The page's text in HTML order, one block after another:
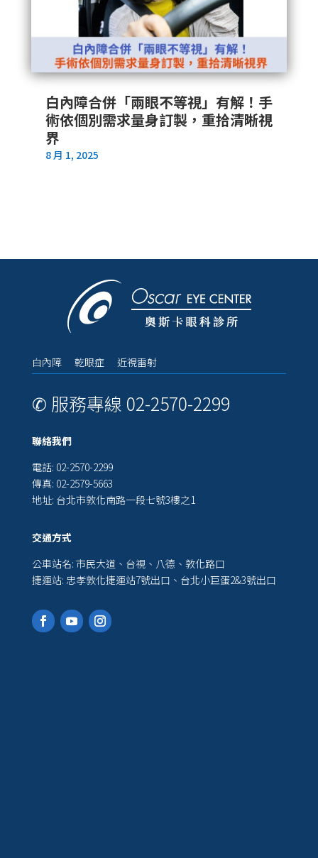
白內障合併「兩眼不等視」有解！手
術依個別需求量身訂製，重拾清晰視
界
8 月 1, 2025
白內障 乾眼症 近視雷射
✆ 服務專線 02-2570-2299
聯絡我們
電話: 02-2570-2299
傳真: 02-2579-5663
地址: 台北市敦化南路一段七號3樓之1
交通方式
公車站名: 市民大道、台視、八德、敦化路口
捷運站: 忠孝敦化捷運站7號出口、台北小巨蛋2&3號出口